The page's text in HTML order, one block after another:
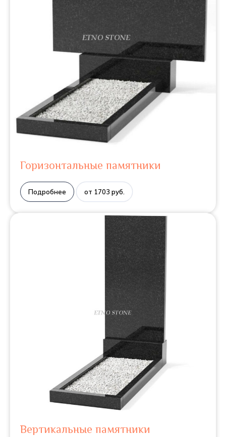
Горизонтальные памятники
Подробнее от 1703 руб.
Вертикальные памятники